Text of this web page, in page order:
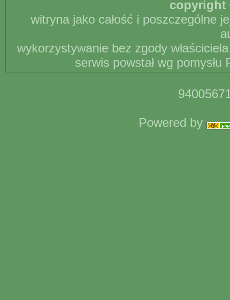
copyright
witryna jako całość i poszczególne
wykorzystywanie bez zgody
serwis powstał wg
Powered by